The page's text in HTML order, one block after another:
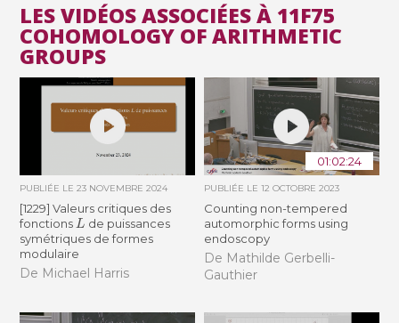
LES VIDÉOS ASSOCIÉES À 11F75
COHOMOLOGY OF ARITHMETIC
GROUPS
PUBLIÉE LE23 NOVEMBRE 2024
[1229] Valeurs critiques des
fonctionsL de puissances
symétriques de formes
modulaire
De Michael Harris
01:02:24
PUBLIÉE LE 12 OCTOBRE 2023
Counting non-tempered
automorphic forms using
endoscopy
De Mathilde Gerbelli-
Gauthier